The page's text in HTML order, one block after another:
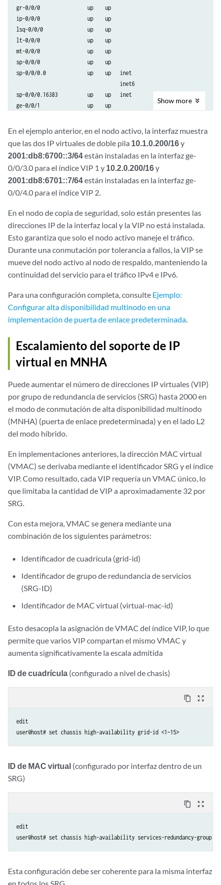
        Interface Monitoring:
      Status: UP
          IF Name: ge-0/0/4     State: Up
          IF Name: ge-0/0/3     State: Up
IP SRGID Table:
SRGID    IP Prefix                                   Routing
        1        10.2.0.200/32                               default
        1        2001:db8:6700::3/128                        default
        1        10.1.0.200/32                               default
ge-0/0/4.0              up    up   inet
                                            10.5.0.1/24
                                   inet6
...
gr-0/0/0                up    up
ip-0/0/0                up    up
lsq-0/0/0               up    up
lt-0/0/0                up    up
mt-0/0/0                up    up
sp-0/0/0                up    up
sp-0/0/0.0              up    up   inet
                                   inet6
sp-0/0/0.16383          up    up   inet
ge-0/0/1                up    up
ge-0/0/2.0              up    up   inet     10.22.0.1/24
ge-0/0/3.0              up    up   inet     10.2.0.2/24
ge-0/0/4                up    up
ge-0/0/4.0              up    up   inet     10.4.0.1/24
...
Show more
En el ejemplo anterior, en el nodo activo, la interfaz muestra
que las dos IP virtuales de doble pila 10.1.0.200/16y
2001:db8:6700::3/64están instaladas en la interfaz ge-
0/0/3.0 para el índice VIP 1 y 10.2.0.200/16y
2001:db8:6701::7/64están instaladas en la interfaz ge-
0/0/4.0 para el índice VIP 2.
En el nodo de copia de seguridad, solo están presentes las
direcciones IP de la interfaz local y la VIP no está instalada.
Esto garantiza que solo el nodo activo maneje el tráfico.
Durante una conmutación por tolerancia a fallos, la VIP se
mueve del nodo activo al nodo de respaldo, manteniendo la
continuidad del servicio para el tráfico IPv4 e IPv6.
Para una configuración completa, consulte Ejemplo:
Configurar alta disponibilidad multinodo en una
implementación de puerta de enlace predeterminada
Escalamiento del soporte de IP
virtual en MNHA
Puede aumentar el número de direcciones IP virtuales (VIP)
por grupo de redundancia de servicios (SRG) hasta 2000 en
el modo de conmutación de alta disponibilidad multinodo
(MNHA) (puerta de enlace predeterminada) y en el lado L2
del modo híbrido.
En implementaciones anteriores, la dirección MAC virtual
(VMAC) se derivaba mediante el identificador SRG y el índice
VIP. Como resultado, cada VIP requería un VMAC único, lo
que limitaba la cantidad de VIP a aproximadamente 32 por
SRG.
Con esta mejora, VMAC se genera mediante una
combinación de los siguientes parámetros:
Identificador de cuadrícula (grid-id)
Identificador de grupo de redundancia de servicios
(SRG-ID)
Identificador de MAC virtual (virtual-mac-id)
Esto desacopla la asignación de VMAC del índice VIP, lo que
permite que varios VIP compartan el mismo VMAC y
aumenta significativamente la escala admitida
ID de cuadrícula (configurado a nivel de chasis)
content_copy zoom_out_map
edit
user@host# set chassis high-availability grid-id <1–15>
ID de MAC virtual (configurado por interfaz dentro de un
SRG)
content_copy zoom_out_map
edit
user@host# set chassis high-availability services-redundancy-group
Esta configuración debe ser coherente para la misma interfaz